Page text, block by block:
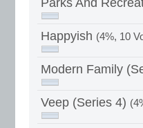
Parks And
Happyish (4%, 10
Modern Family
Veep (Series 4)